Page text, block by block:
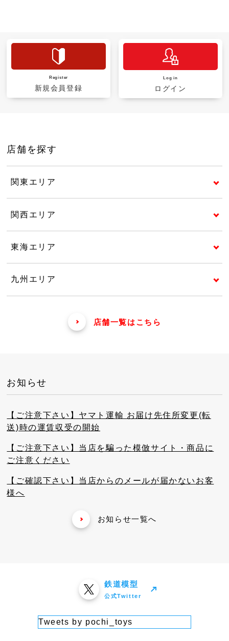
Register
新規会員登録
Log in
ログイン
店舗を探す
関東エリア
関西エリア
東海エリア
九州エリア
店舗一覧はこちら
お知らせ
【ご注意下さい】ヤマト運輸 お届け先住所変更(転
送)時の運賃収受の開始
【ご注意下さい】当店を騙った模倣サイト・商品に
ご注意ください
【ご確認下さい】当店からのメールが届かないお客
様へ
お知らせ一覧へ
鉄道模型
公式Twitter
Tweets by pochi_toys